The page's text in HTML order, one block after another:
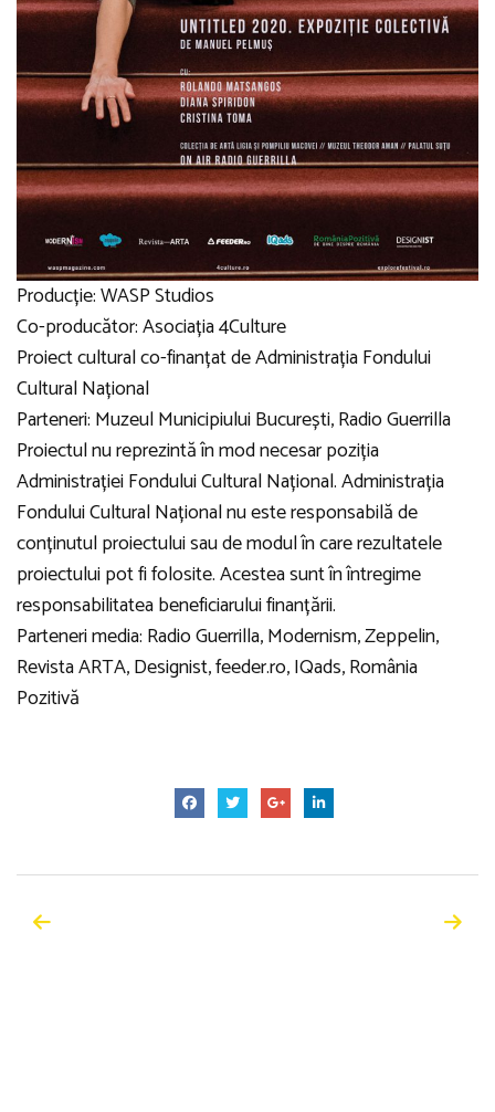
Producție: WASP Studios
Co-producător: Asociația 4Culture
Proiect cultural co-finanțat de Administrația Fondului
Cultural Național
Parteneri: Muzeul Municipiului București, Radio Guerrilla
Proiectul nu reprezintă în mod necesar poziția
Administrației Fondului Cultural Național. Administrația
Fondului Cultural Național nu este responsabilă de
conținutul proiectului sau de modul în care rezultatele
proiectului pot fi folosite. Acestea sunt în întregime
responsabilitatea beneficiarului finanțării.
Parteneri media: Radio Guerrilla, Modernism, Zeppelin,
Revista ARTA, Designist, feeder.ro, IQads, România
Pozitivă